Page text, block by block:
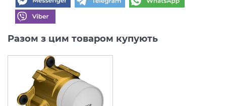
Разом з цим товаром купують